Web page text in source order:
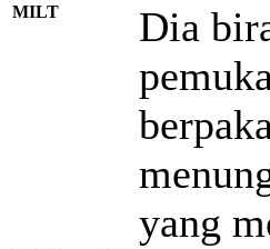
MILT
Dia
yang